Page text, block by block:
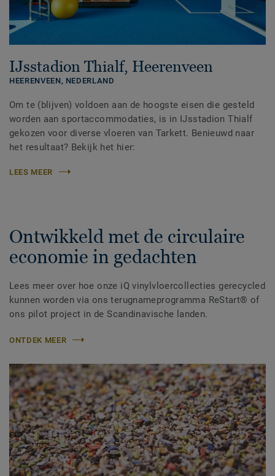
IJsstadion Thialf, Heerenveen
HEERENVEEN, NEDERLAND
Om te (blijven) voldoen aan de hoogste eisen die gesteld
worden aan sportaccommodaties, is in IJsstadion Thialf
gekozen voor diverse vloeren van Tarkett. Benieuwd naar
het resultaat? Bekijk het hier:
LEES MEER
Ontwikkeld met de circulaire
economie in gedachten
Lees meer over hoe onze iQ vinylvloercollecties gerecycled
kunnen worden via ons terugnameprogramma ReStart® of
ons pilot project in de Scandinavische landen.
ONTDEK MEER